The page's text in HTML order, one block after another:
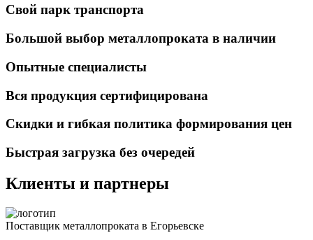
Свой парк транспорта
Большой выбор металлопроката в наличии
Опытные специалисты
Вся продукция сертифицирована
Скидки и гибкая политика формирования цен
Быстрая загрузка без очередей
Клиенты и партнеры
Поставщик металлопроката в Егорьевске